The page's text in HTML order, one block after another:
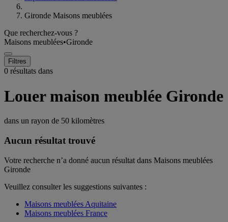
Gironde Maisons meublées
Que recherchez-vous ?
Maisons meublées•Gironde
Filtres
0 résultats dans
Louer maison meublée Gironde
dans un rayon de 50 kilomètres
Aucun résultat trouvé
Votre recherche n’a donné aucun résultat dans Maisons meublées
Gironde
Veuillez consulter les suggestions suivantes :
Maisons meublées Aquitaine
Maisons meublées France